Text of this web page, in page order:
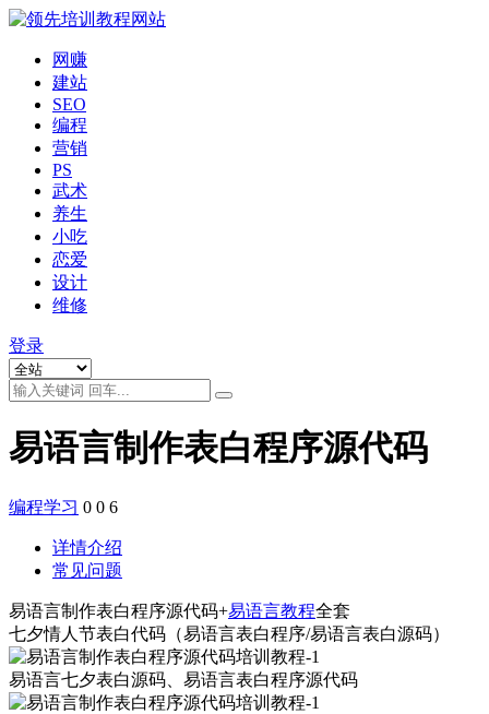
网赚
建站
SEO
编程
营销
PS
武术
养生
小吃
恋爱
设计
维修
登录
易语言制作表白程序源代码
编程学习 0 0 6
详情介绍
常见问题
易语言制作表白程序源代码+易语言教程全套
七夕情人节表白代码（易语言表白程序/易语言表白源码）
易语言七夕表白源码、易语言表白程序源代码